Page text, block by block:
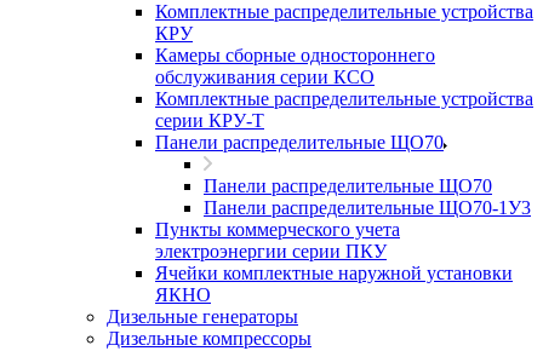
Комплектные распределительные устройства
КРУ
Камеры сборные одностороннего
обслуживания серии КСО
Комплектные распределительные устройства
серии КРУ-Т
Панели распределительные ЩО70
Панели распределительные ЩО70
Панели распределительные ЩО70-1У3
Пункты коммерческого учета
электроэнергии серии ПКУ
Ячейки комплектные наружной установки
ЯКНО
Дизельные генераторы
Дизельные компрессоры